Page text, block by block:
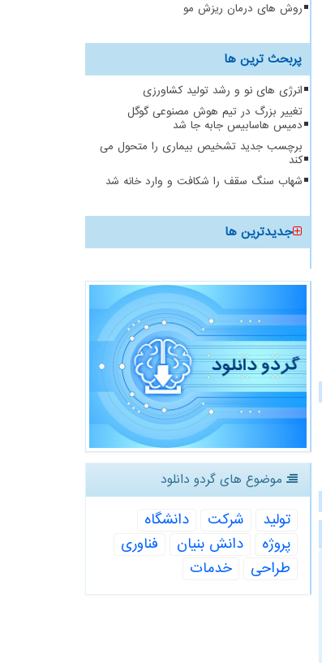
روش های درمان ریزش مو
پربحث ترین ها
انرژی های نو و رشد تولید کشاورزی
تغییر بزرگ در تیم هوش مصنوعی گوگل
دمیس هاسابیس جابه جا شد
برچسب جدید تشخیص بیماری را متحول می
کند
شهاب سنگ سقف را شکافت و وارد خانه شد
جدیدترین ها
موضوع های گردو دانلود
تولید شركت
دانشگاه
پروژه
دانش بنیان
فناوری
طراحی
خدمات